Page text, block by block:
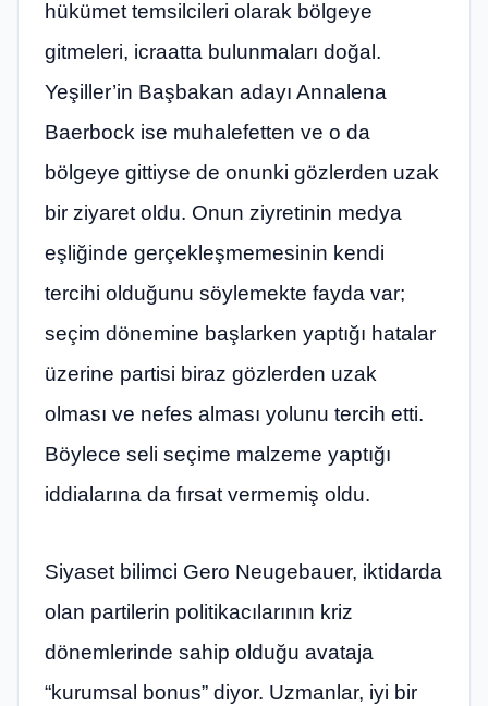
hükümet temsilcileri olarak bölgeye
gitmeleri, icraatta bulunmaları doğal.
Yeşiller’in Başbakan adayı Annalena
Baerbock ise muhalefetten ve o da
bölgeye gittiyse de onunki gözlerden uzak
bir ziyaret oldu. Onun ziyretinin medya
eşliğinde gerçekleşmemesinin kendi
tercihi olduğunu söylemekte fayda var;
seçim dönemine başlarken yaptığı hatalar
üzerine partisi biraz gözlerden uzak
olması ve nefes alması yolunu tercih etti.
Böylece seli seçime malzeme yaptığı
iddialarına da fırsat vermemiş oldu.
Siyaset bilimci Gero Neugebauer, iktidarda
olan partilerin politikacılarının kriz
dönemlerinde sahip olduğu avataja
“kurumsal bonus” diyor. Uzmanlar, iyi bir